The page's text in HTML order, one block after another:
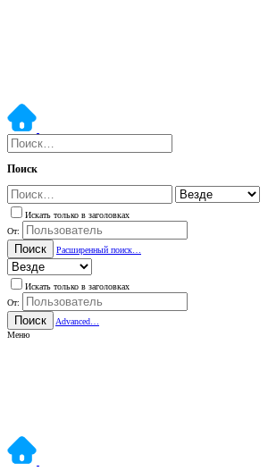
Поиск
Искать только в заголовках
От:
Поиск Расширенный поиск…
Искать только в заголовках
От:
Поиск
Advanced…
Меню